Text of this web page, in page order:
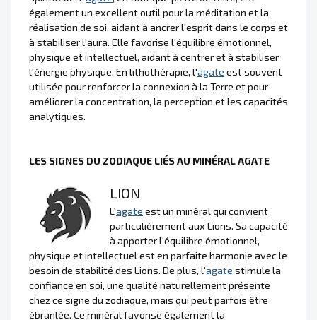
également un excellent outil pour la méditation et la
réalisation de soi, aidant à ancrer l'esprit dans le corps et
à stabiliser l'aura. Elle favorise l'équilibre émotionnel,
physique et intellectuel, aidant à centrer et à stabiliser
l'énergie physique. En lithothérapie, l'agate est souvent
utilisée pour renforcer la connexion à la Terre et pour
améliorer la concentration, la perception et les capacités
analytiques.
LES SIGNES DU ZODIAQUE LIÉS AU MINÉRAL AGATE
LION
L'agate est un minéral qui convient
particulièrement aux Lions. Sa capacité
à apporter l'équilibre émotionnel,
physique et intellectuel est en parfaite harmonie avec le
besoin de stabilité des Lions. De plus, l'agate stimule la
confiance en soi, une qualité naturellement présente
chez ce signe du zodiaque, mais qui peut parfois être
ébranlée. Ce minéral favorise également la